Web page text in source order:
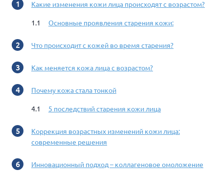
Какие изменения кожи лица происходят с возрастом?
Основные проявления старения кожи:
Что происходит с кожей во время старения?
Как меняется кожа лица с возрастом?
Почему кожа стала тонкой
5 последствий старения кожи лица
Коррекция возрастных изменений кожи лица:
современные решения
Инновационный подход – коллагеновое омоложение